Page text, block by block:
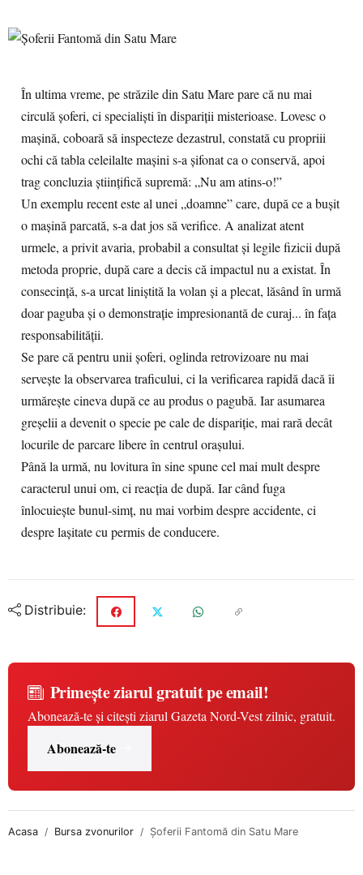
În ultima vreme, pe străzile din Satu Mare pare că nu mai
circulă șoferi, ci specialiști în dispariții misterioase. Lovesc o
mașină, coboară să inspecteze dezastrul, constată cu propriii
ochi că tabla celeilalte mașini s-a șifonat ca o conservă, apoi
trag concluzia științifică supremă: „Nu am atins-o!”
Un exemplu recent este al unei „doamne” care, după ce a bușit
o mașină parcată, s-a dat jos să verifice. A analizat atent
urmele, a privit avaria, probabil a consultat și legile fizicii după
metoda proprie, după care a decis că impactul nu a existat. În
consecință, s-a urcat liniștită la volan și a plecat, lăsând în urmă
doar paguba și o demonstrație impresionantă de curaj... în fața
responsabilității.
Se pare că pentru unii șoferi, oglinda retrovizoare nu mai
servește la observarea traficului, ci la verificarea rapidă dacă îi
urmărește cineva după ce au produs o pagubă. Iar asumarea
greșelii a devenit o specie pe cale de dispariție, mai rară decât
locurile de parcare libere în centrul orașului.
Până la urmă, nu lovitura în sine spune cel mai mult despre
caracterul unui om, ci reacția de după. Iar când fuga
înlocuiește bunul-simț, nu mai vorbim despre accidente, ci
despre lașitate cu permis de conducere.
Distribuie:
Primește ziarul gratuit pe email!
Abonează-te și citești ziarul Gazeta Nord-Vest zilnic, gratuit.
Abonează-te
Acasa Bursa zvonurilor Șoferii Fantomă din Satu Mare